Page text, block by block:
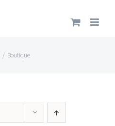
/ Boutique